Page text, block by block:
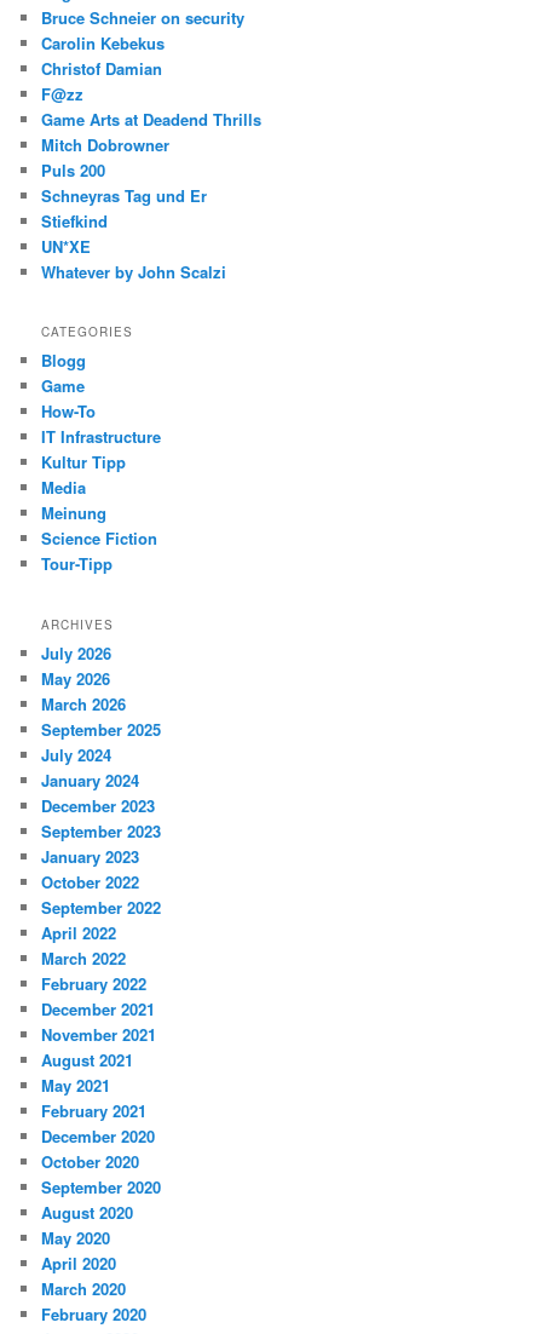
Bruce Schneier on security
Carolin Kebekus
Christof Damian
F@zz
Game Arts at Deadend Thrills
Mitch Dobrowner
Puls 200
Schneyras Tag und Er
Stiefkind
UN*XE
Whatever by John Scalzi
CATEGORIES
Blogg
Game
How-To
IT Infrastructure
Kultur Tipp
Media
Meinung
Science Fiction
Tour-Tipp
ARCHIVES
July 2026
May 2026
March 2026
September 2025
July 2024
January 2024
December 2023
September 2023
January 2023
October 2022
September 2022
April 2022
March 2022
February 2022
December 2021
November 2021
August 2021
May 2021
February 2021
December 2020
October 2020
September 2020
August 2020
May 2020
April 2020
March 2020
February 2020